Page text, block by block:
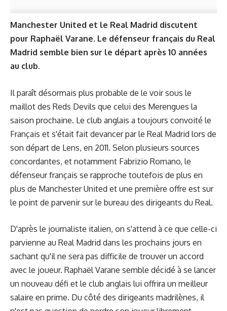
Manchester United et le Real Madrid discutent
pour Raphaël Varane. Le défenseur français du Real
Madrid semble bien sur le départ après 10 années
au club.
Il paraît désormais plus probable de le voir sous le
maillot des Reds Devils que celui des Merengues la
saison prochaine. Le club anglais a toujours convoité le
Français et s'était fait devancer par le Real Madrid lors de
son départ de Lens, en 2011. Selon plusieurs sources
concordantes, et notamment Fabrizio Romano, le
défenseur français se rapproche toutefois de plus en
plus de Manchester United et une première offre est sur
le point de parvenir sur le bureau des dirigeants du Real.
D'après le journaliste italien, on s'attend à ce que celle-ci
parvienne au Real Madrid dans les prochains jours en
sachant qu'il ne sera pas difficile de trouver un accord
avec le joueur. Raphaël Varane semble décidé à se lancer
un nouveau défi et le club anglais lui offrira un meilleur
salaire en prime. Du côté des dirigeants madrilènes, il